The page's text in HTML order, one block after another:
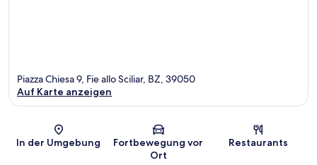
Karte
Piazza Chiesa 9, Fie allo Sciliar, BZ, 39050
Auf Karte anzeigen
In der Umgebung
Fortbewegung vor
Ort
Restaurants